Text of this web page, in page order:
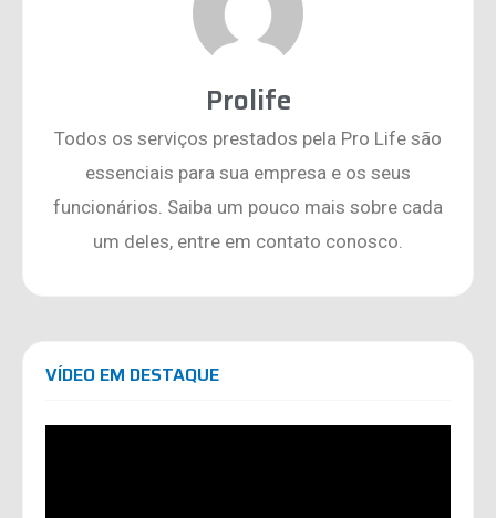
Prolife
Todos os serviços prestados pela Pro Life são
essenciais para sua empresa e os seus
funcionários. Saiba um pouco mais sobre cada
um deles, entre em contato conosco.
VÍDEO EM DESTAQUE